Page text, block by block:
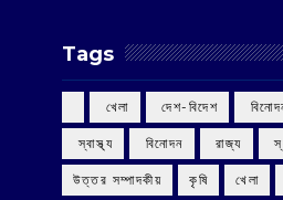
Tags
‌ খেলা ‌ দেশ-বিদেশ
‌ স্বাস্থ্য ‌ বিনোদন ‌ রাজ্য
উত্তর সম্পাদকীয় কৃষি খেলা